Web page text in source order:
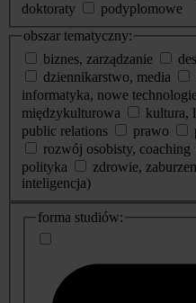
doktoraty
podyplomowe
obszar tematyczny:
biznes, zarządzanie
dziennikarstwo, media
informatyka, nowe
międzykulturowa
kultura,
public relations
prawo
rozwój osobisty, coaching
polityka
zdrowie,
inteligencja)
dodatkowe
informacje
forma studiów: